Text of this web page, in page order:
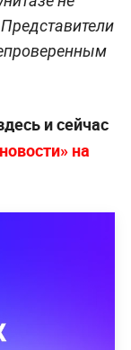
и сейчас
на